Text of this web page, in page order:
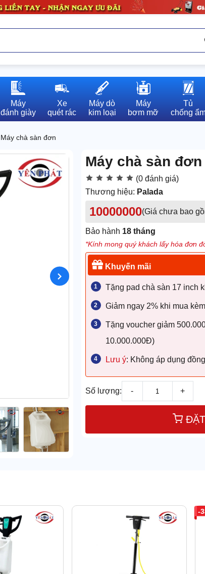
Máy
đánh giày
Xe
quét rác
Máy dò
kim loại
Máy
bơm mỡ
Tủ
chống
Máy chà sàn đơn
Máy chà sàn đơn
(0 đánh giá)
Thương hiệu: Palada
10000000(Giá chưa bao
Bảo hành 18 tháng
*Kính mong quý khách lấy hóa đơn
Khuyến mãi
Tặng pad chà sàn 17 inch
Giảm ngay 2% khi mua
Tặng voucher giảm
10.000.000Đ)
Lưu ý: Không áp dụng
Số lượng: - +